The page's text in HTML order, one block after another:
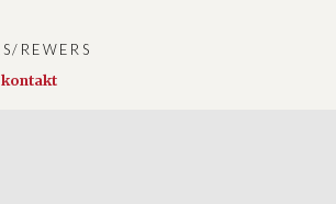
REWERS
kontakt